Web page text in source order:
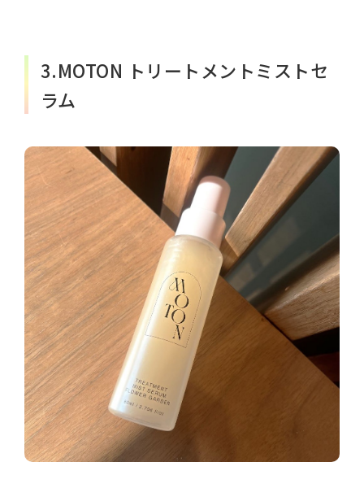
3.MOTON トリートメントミストセ
ラム